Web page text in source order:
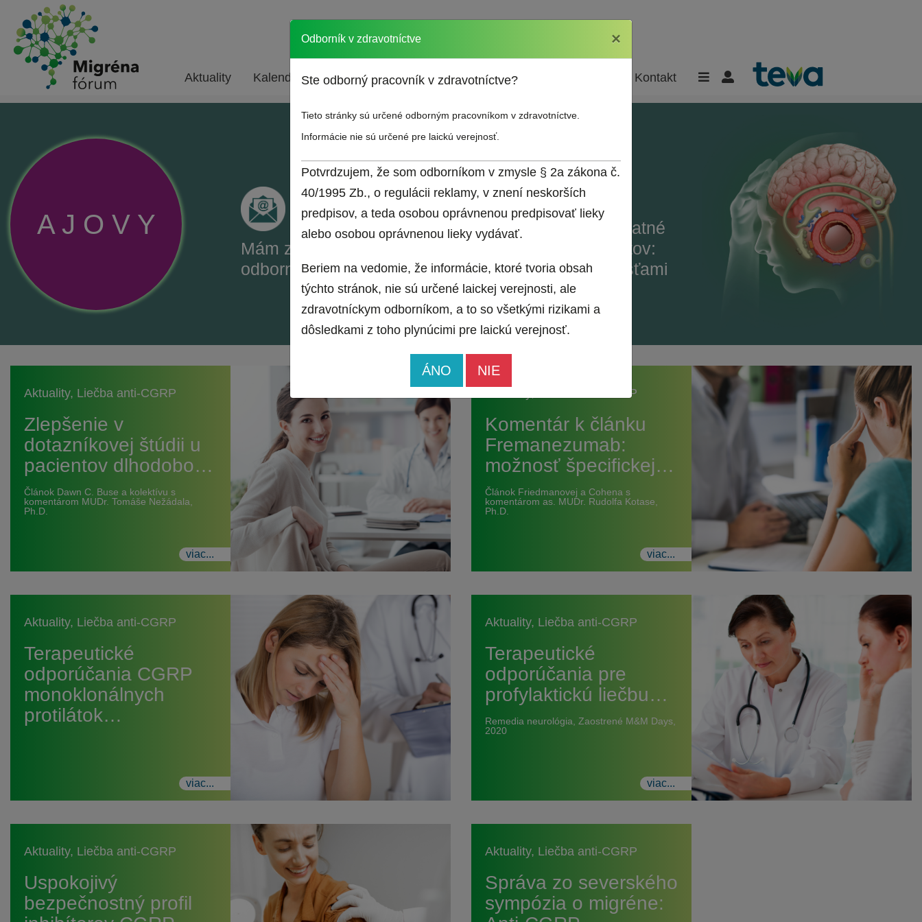
Aktuality Kalendár akcií Vzdelávanie Sociálna poradňa Kontakt
A J O V Y
Mám záujem o zasielanie
odborného spravodajcu
Mám záujem o bezplatné
materiály pre pacientov:
Diár pacienta s bolesťami
hlavy
Aktuality, Liečba anti-CGRP
Zlepšenie v
dotazníkovej štúdii u
pacientov dlhodobo…
Článok Dawn C. Buse a kolektívu s
komentárom MUDr. Tomáše Nežádala,
Ph.D.
viac...
Liečba anti-CGRP
Komentár k článku
Fremanezumab:
možnosť špecifickej…
Článok Friedmanovej a Cohena s
komentárom as. MUDr. Rudolfa Kotase,
Ph.D.
viac...
Aktuality, Liečba anti-CGRP
Terapeutické
odporúčania CGRP
monoklonálnych
protilátok…
viac...
Aktuality, Liečba anti-CGRP
Terapeutické
odporúčania pre
profylaktickú liečbu…
Remedia neurológia, Zaostrené M&M Days,
2020
viac...
Aktuality, Liečba anti-CGRP
Uspokojivý
bezpečnostný profil
Aktuality, Liečba anti-CGRP
Správa zo severského
sympózia o migréne:
Odborník v zdravotníctve ×
Ste odborný pracovník v zdravotníctve?
Tieto stránky sú určené odborným pracovníkom v zdravotníctve.
Informácie nie sú určené pre laickú verejnosť.
Potvrdzujem, že som odborníkom v zmysle § 2a zákona č.
40/1995 Zb., o regulácii reklamy, v znení neskorších
predpisov, a teda osobou oprávnenou predpisovať lieky
alebo osobou oprávnenou lieky vydávať.
Beriem na vedomie, že informácie, ktoré tvoria obsah
týchto stránok, nie sú určené laickej verejnosti, ale
zdravotníckym odborníkom, a to so všetkými rizikami a
dôsledkami z toho plynúcimi pre laickú verejnosť.
ÁNO NIE